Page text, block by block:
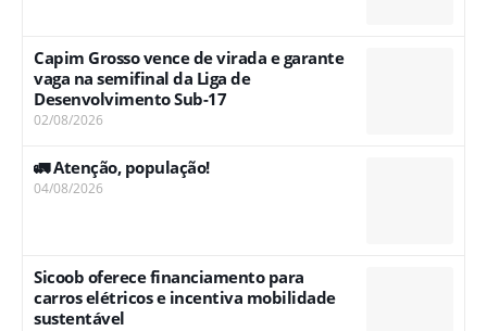
Capim Grosso vence de virada e garante
vaga na semifinal da Liga de
Desenvolvimento Sub-17
02/08/2026
🚛 Atenção, população!
04/08/2026
Sicoob oferece financiamento para
carros elétricos e incentiva mobilidade
sustentável